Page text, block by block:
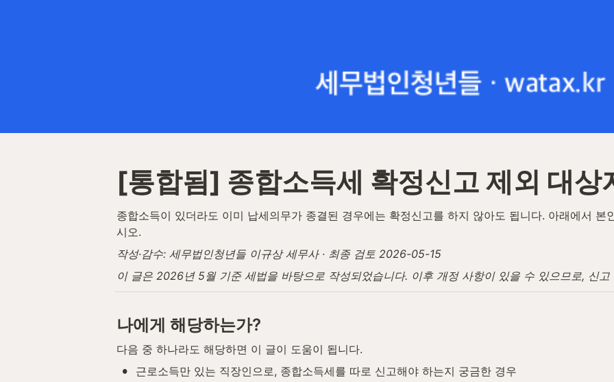
[통합됨] 종합소득세 확정신고 제외 대상
종합소득이 있더라도 이미 납세의무가 종결된 경우에는 확정신고를 하지 않아도 됩니다. 아래에서 본
시오.
작성·감수: 세무법인청년들 이규상 세무사 · 최종 검토 2026-05-15
이 글은 2026년 5월 기준 세법을 바탕으로 작성되었습니다. 이후 개정 사항이 있을 수 있으므로, 신
나에게 해당하는가?
다음 중 하나라도 해당하면 이 글이 도움이 됩니다.
• 근로소득만 있는 직장인으로, 종합소득세를 따로 신고해야 하는지 궁금한 경우